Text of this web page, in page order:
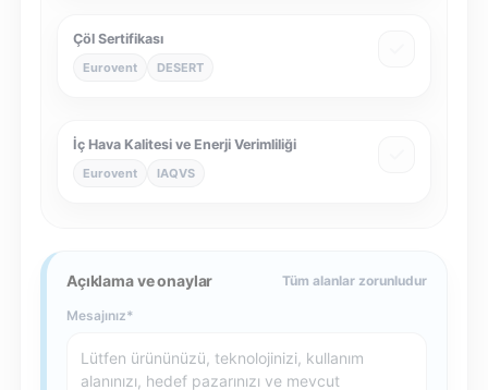
Çöl Sertifikası
Eurovent DESERT
İç Hava Kalitesi ve Enerji Verimliliği
Eurovent IAQVS
Açıklama ve onaylar Tüm alanlar zorunludur
Mesajınız